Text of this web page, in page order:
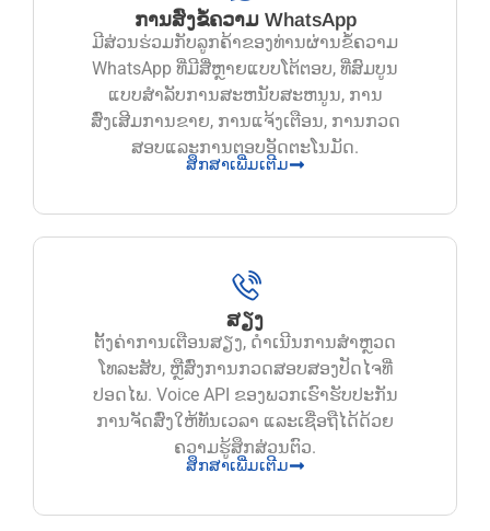
ການສົ່ງຂໍ້ຄວາມ WhatsApp
ມີສ່ວນຮ່ວມກັບລູກຄ້າຂອງທ່ານຜ່ານຂໍ້ຄວາມ
WhatsApp ທີ່ມີສື່ຫຼາຍແບບໂຕ້ຕອບ, ທີ່ສົມບູນ
ແບບສໍາລັບການສະຫນັບສະຫນູນ, ການ
ສົ່ງເສີມການຂາຍ, ການແຈ້ງເຕືອນ, ການກວດ
ສອບແລະການຕອບອັດຕະໂນມັດ.
ສຶກສາເພີ່ມເຕີມ
ສຽງ
ຕັ້ງຄ່າການເຕືອນສຽງ, ດໍາເນີນການສໍາຫຼວດ
ໂທລະສັບ, ຫຼືສົ່ງການກວດສອບສອງປັດໄຈທີ່
ປອດໄພ. Voice API ຂອງພວກເຮົາຮັບປະກັນ
ການຈັດສົ່ງໃຫ້ທັນເວລາ ແລະເຊື່ອຖືໄດ້ດ້ວຍ
ຄວາມຮູ້ສຶກສ່ວນຕົວ.
ສຶກສາເພີ່ມເຕີມ